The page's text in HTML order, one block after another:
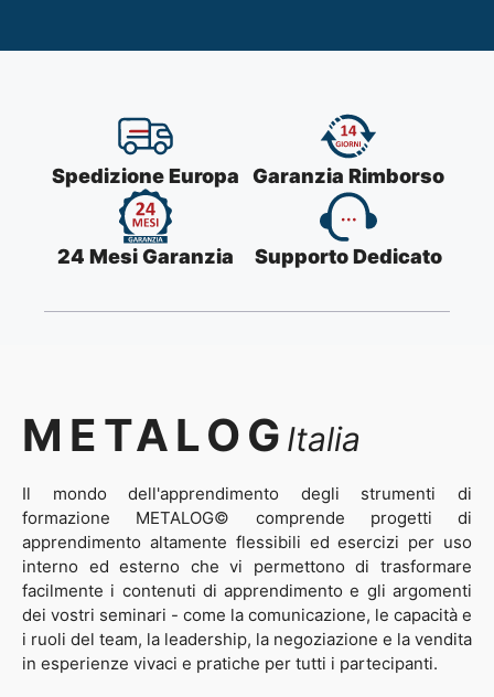
Spedizione Europa Garanzia Rimborso
24 Mesi Garanzia Supporto Dedicato
METALOG Italia
Il mondo dell'apprendimento degli strumenti di
formazione METALOG© comprende progetti di
apprendimento altamente flessibili ed esercizi per uso
interno ed esterno che vi permettono di trasformare
facilmente i contenuti di apprendimento e gli argomenti
dei vostri seminari - come la comunicazione, le capacità e
i ruoli del team, la leadership, la negoziazione e la vendita
in esperienze vivaci e pratiche per tutti i partecipanti.